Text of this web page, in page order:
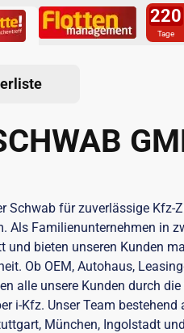
220
Tage
Schwab für zuverlässige Kfz-
Als Familienunternehmen in
bieten unseren Kunden
Ob OEM, Autohaus,
alle unsere Kunden durch
i-Kfz. Unser Team
München, Ingolstadt